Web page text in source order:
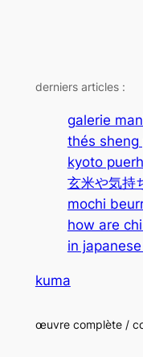
derniers articles :
galerie
thés
kyoto
玄米や気持
mochi
how are
in japanese
kuma
œuvre complète /